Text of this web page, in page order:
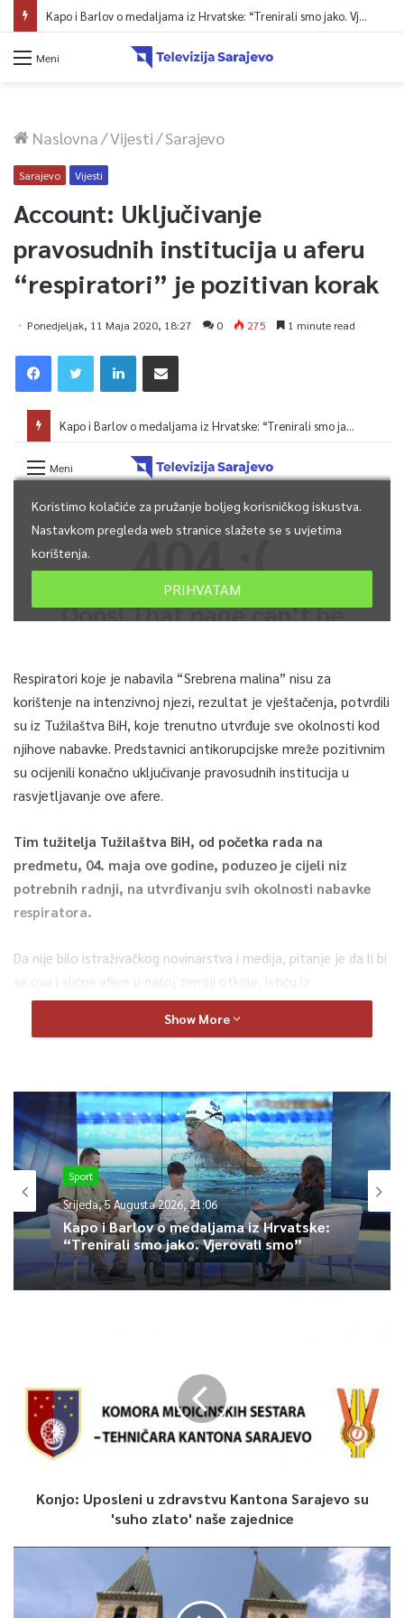
Kapo i Barlov o medaljama iz Hrvatske: “Trenirali smo jako. Vjerovali smo”
Meni
Naslovna/Vijesti/Sarajevo
Sarajevo Vijesti
Account: Uključivanje
pravosudnih institucija u aferu
“respiratori” je pozitivan korak
Ponedjeljak, 11 Maja 2020, 18:27 0 275 1 minute read
Respiratori koje je nabavila “Srebrena malina” nisu za
korištenje na intenzivnoj njezi, rezultat je vještačenja, potvrdili
su iz Tužilaštva BiH, koje trenutno utvrđuje sve okolnosti kod
njihove nabavke. Predstavnici antikorupcijske mreže pozitivnim
su ocijenili konačno uključivanje pravosudnih institucija u
rasvjetljavanje ove afere.
Tim tužitelja Tužilaštva BiH, od početka rada na
predmetu, 04. maja ove godine, poduzeo je cijeli niz
potrebnih radnji, na utvrđivanju svih okolnosti nabavke
respiratora.
Da nije bilo istraživačkog novinarstva i medija, pitanje je da li bi
se ova i slične afere u našoj zemlji otkrile, ističu iz
antikorupcijske mreže Account. Ova afera kažu samo je dokaz
da je sistem napravljen tako da omogućava malverzacije.
institucija pozitivan korak te će možda to biti početak
rasvjetljavanja mnogih drugih afera i neregularnosti koje
su se desile u BiH.
Berina Bevrnja, TVSA
0
Article Rating
Show More
Sport
Srijeda, 5 Augusta 2026, 21:06
Kapo i Barlov o medaljama iz Hrvatske:
“Trenirali smo jako. Vjerovali smo”
Konjo: Uposleni u zdravstvu Kantona Sarajevo su
'suho zlato' naše zajednice